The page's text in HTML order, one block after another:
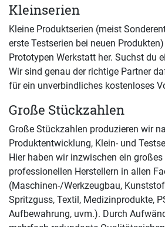
Kleinserien
Kleine Produktserien (meist
erste Testserien bei neuen
Prototypen Werkstatt her. Suchst du
Wir sind genau der richtige Partner
für ein unverbindliches kostenloses
Große Stückzahlen
Große Stückzahlen produzieren wir
Produktentwicklung, Klein- und
Hier haben wir inzwischen ein großes
professionellen Herstellern in allen
(Maschinen-/Werkzeugbau,
Spritzguss, Textil, Medizinprodukte,
Aufbewahrung, uvm.). Durch